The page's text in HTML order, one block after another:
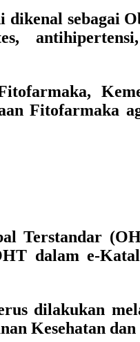
sebagai
Fitofarmaka
Terstandar
dalam e-
dilakukan
Kesehatan